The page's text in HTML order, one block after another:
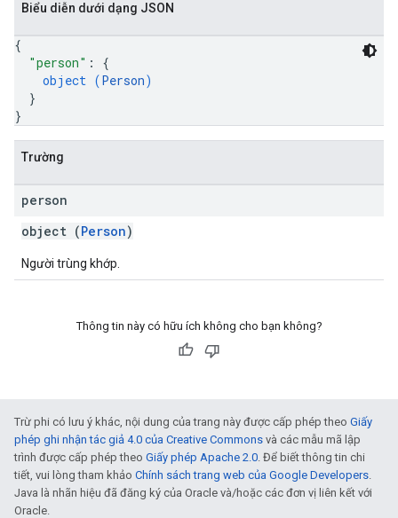
Biểu diễn dưới dạng JSON
{
"person" : {
object (Person)
}
}
Trường
person
object (Person)
Người trùng khớp.
Thông tin này có hữu ích không cho bạn không?
Trừ phi có lưu ý khác, nội dung của trang này được cấp phép theo Giấy
phép ghi nhận tác giả 4.0 của Creative Commons và các mẫu mã lập
trình được cấp phép theo Giấy phép Apache 2.0. Để biết thông tin chi
tiết, vui lòng tham khảo Chính sách trang web của Google Developers.
Java là nhãn hiệu đã đăng ký của Oracle và/hoặc các đơn vị liên kết với
Oracle.